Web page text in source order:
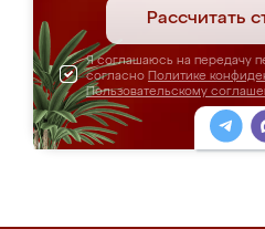
Рассчитать
Я соглашаюсь на передачу
согласно Политике
Пользовательскому